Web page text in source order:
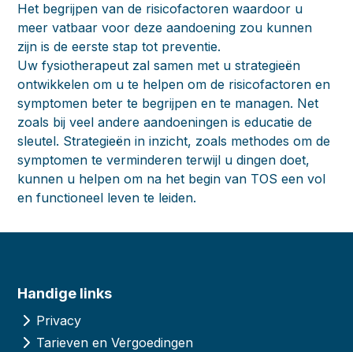
Het begrijpen van de risicofactoren waardoor u
meer vatbaar voor deze aandoening zou kunnen
zijn is de eerste stap tot preventie.
Uw fysiotherapeut zal samen met u strategieën
ontwikkelen om u te helpen om de risicofactoren en
symptomen beter te begrijpen en te managen. Net
zoals bij veel andere aandoeningen is educatie de
sleutel. Strategieën in inzicht, zoals methodes om de
symptomen te verminderen terwijl u dingen doet,
kunnen u helpen om na het begin van TOS een vol
en functioneel leven te leiden.
Handige links
Privacy
Tarieven en Vergoedingen